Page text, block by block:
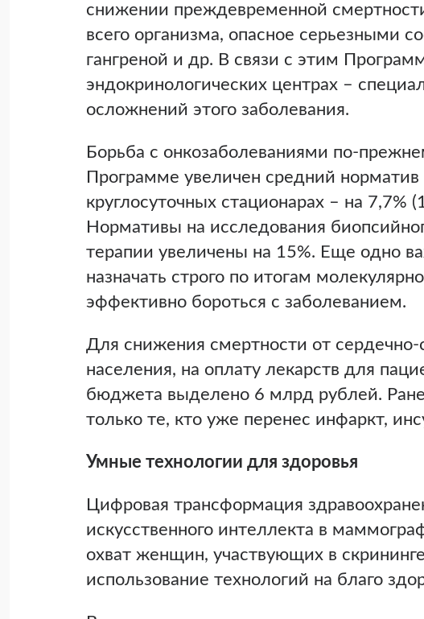
снижении преждевременной
всего организма, опасное серьезными
гангреной и др. В связи с этим
эндокринологических центрах –
осложнений этого заболевания.
Борьба с онкозаболеваниями по-
Программе увеличен средний
круглосуточных стационарах – на 7,7%
Нормативы на исследования
терапии увеличены на 15%. Еще одно
назначать строго по итогам
эффективно бороться с заболеванием.
Для снижения смертности от
населения, на оплату лекарств для
бюджета выделено 6 млрд рублей.
только те, кто уже перенес инфаркт,
Умные технологии для здоровья
Цифровая трансформация
искусственного интеллекта в
охват женщин, участвующих в
использование технологий на благо